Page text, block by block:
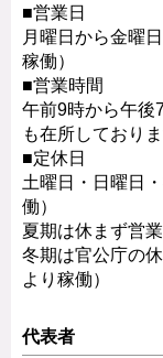
■営業日
月曜日から金曜
稼働）
■営業時間
午前9時から午後
も在所しておりま
■定休日
土曜日・日曜日
働）
夏期は休まず営業
冬期は官公庁の
より稼働）
代表者